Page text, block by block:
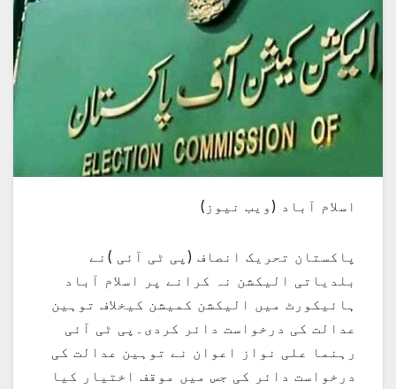
اسلام آباد (ویب نیوز)
پاکستان تحریک انصاف (پی ٹی آئی )نے
بلدیاتی الیکشن نہ کرانے پر اسلام آباد
ہائیکورٹ میں الیکشن کمیشن کیخلاف توہین
عدالت کی درخواست دائر کردی۔پی ٹی آئی
رہنما علی نواز اعوان نے توہین عدالت کی
درخواست دائر کی جس میں موقف اختیار کیا